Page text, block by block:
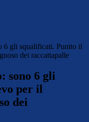
6 gli squalificati. Punito il
dei raccattapalle
sono 6 gli
per il
dei